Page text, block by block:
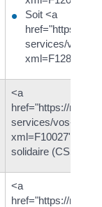
Soit <a
href="https://
services/vos-
<a
href="https://
services/vos-
solidaire (CSS)</a>
<a
href="https://